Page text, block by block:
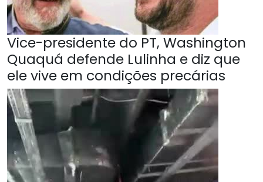
Vice-presidente do PT, Washington
Quaquá defende Lulinha e diz que
ele vive em condições precárias